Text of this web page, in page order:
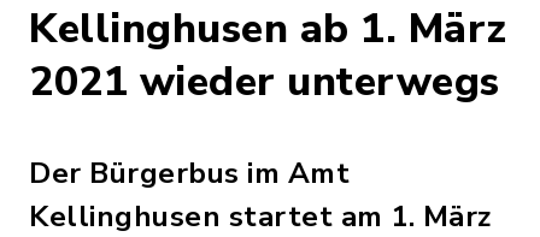
Kellinghusen ab 1. März
2021 wieder unterwegs
Der Bürgerbus im Amt
Kellinghusen startet am 1. März